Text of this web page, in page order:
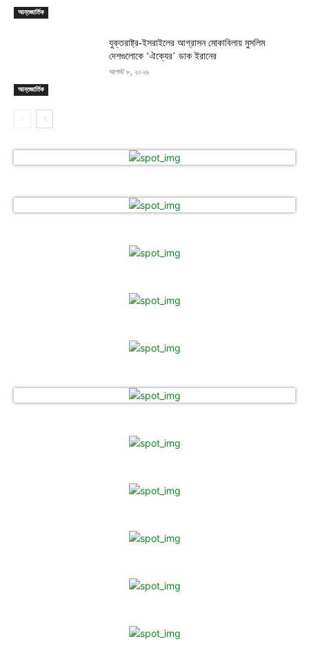
আন্তজার্তিক
আন্তজার্তিক
যুক্তরাষ্ট্র-ইসরাইলের আগ্রাসন মোকাবিলায় মুসলিম
দেশগুলোকে ‘ঐক্যের’ ডাক ইরানের
আগস্ট ৮, ২০২৬